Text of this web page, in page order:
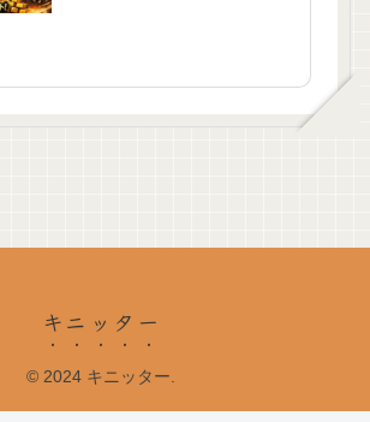
キニッター
© 2024 キニッター.